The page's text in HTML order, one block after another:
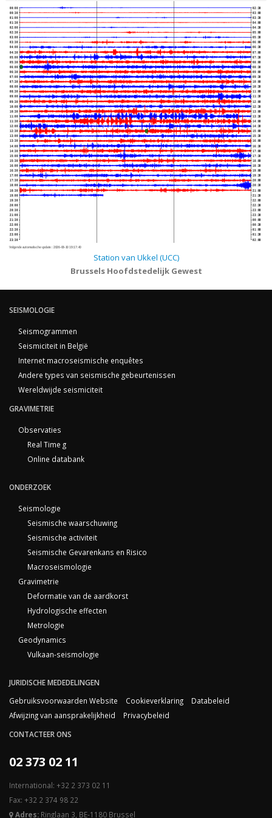
00:00
00:30
01:00
01:30
02:00
02:30
03:00
03:30
04:00
04:30
05:00
05:30
06:00
06:30
07:00
07:30
08:00
08:30
09:00
09:30
10:00
10:30
11:00
11:30
12:00
12:30
13:00
13:30
14:00
14:30
15:00
15:30
16:00
16:30
17:00
17:30
18:00
18:30
19:00
19:30
20:00
20:30
21:00
21:30
22:00
22:30
23:00
23:30
02:30
03:00
03:30
04:00
04:30
05:00
05:30
06:00
06:30
07:00
07:30
08:00
08:30
09:00
09:30
10:00
10:30
11:00
11:30
12:00
12:30
13:00
13:30
14:00
14:30
15:00
15:30
16:00
16:30
17:00
17:30
18:00
18:30
19:00
19:30
20:00
20:30
21:00
21:30
22:00
22:30
23:00
23:30
00:00
00:30
01:00
01:30
02:00
Volgende automatische update : 2026-08-10 19:17:40
Station van Ukkel (UCC)
Brussels Hoofdstedelijk Gewest
SEISMOLOGIE
Seismogrammen
Seismiciteit in België
Internet macroseismische enquêtes
Andere types van seismische gebeurtenissen
Wereldwijde seismiciteit
GRAVIMETRIE
Observaties
Real Time g
Online databank
ONDERZOEK
Seismologie
Seismische waarschuwing
Seismische activiteit
Seismische Gevarenkans en Risico
Macroseismologie
Gravimetrie
Deformatie van de aardkorst
Hydrologische effecten
Metrologie
Geodynamics
Vulkaan-seismologie
JURIDISCHE MEDEDELINGEN
Gebruiksvoorwaarden Website
Cookieverklaring
Databeleid
Afwijzing van aansprakelijkheid
Privacybeleid
CONTACTEER ONS
02 373 02 11
International: +32 2 373 02 11
Fax: +32 2 374 98 22
Adres: Ringlaan 3, BE-1180 Brussel